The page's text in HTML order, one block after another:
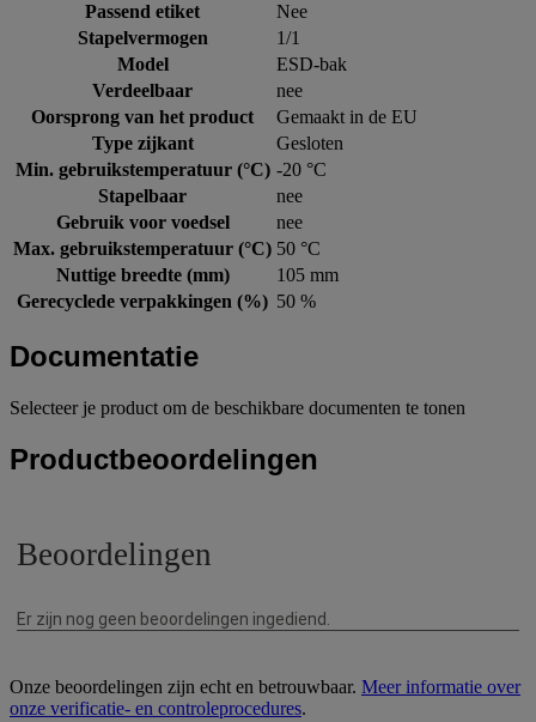
Passend etiket
Nee
Stapelvermogen
1/1
Model
ESD-bak
Verdeelbaar
nee
Oorsprong van het product
Gemaakt in de EU
Type zijkant
Gesloten
Min. gebruikstemperatuur (°C) -20 °C
Stapelbaar
nee
Gebruik voor voedsel
nee
Max. gebruikstemperatuur (°C) 50 °C
Nuttige breedte (mm)
105 mm
Gerecyclede verpakkingen (%) 50 %
Documentatie
Selecteer je product om de beschikbare documenten te tonen
Productbeoordelingen
Onze beoordelingen zijn echt en betrouwbaar. Meer informatie over
onze verificatie- en controleprocedures.